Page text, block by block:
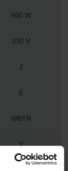
600 W
230 V
2
E
WBTR
Y